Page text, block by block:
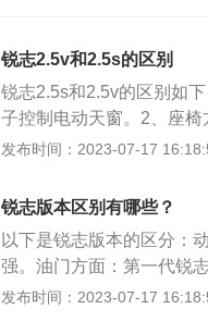
锐志2.5v和2.5s的区别
锐志2.5s和2.5v的区别如
子控制电动天窗。2、座
子开关电动调节。3、取暖
志2.5v的价格更高、配置
顶照明系统，不锈钢的车
智能钥匙启动功能，而这
发布时间：2023-07-17
锐志版本区别有哪些？
以下是锐志版本的区分：
强。油门方面：第一代锐
向要比第一代锐志更轻。
发布时间：2023-07-17